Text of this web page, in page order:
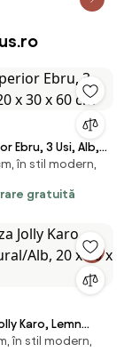
Ebru, 3 Usi, Alb,
cmîn stil modern,
gratuită
Karo, Lemn
x 50 x 80 cm
în stil modern,